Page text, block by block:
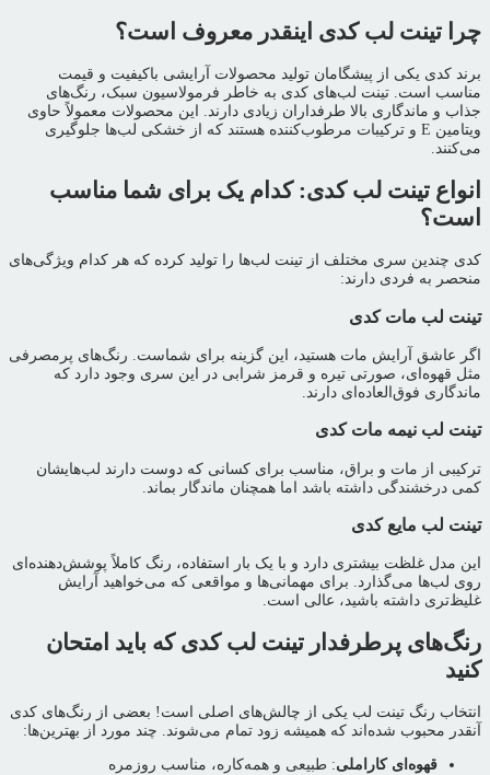
چرا تینت لب کدی اینقدر معروف است؟
برند کدی یکی از پیشگامان تولید محصولات آرایشی باکیفیت و قیمت
مناسب است. تینت لب‌های کدی به خاطر فرمولاسیون سبک، رنگ‌های
جذاب و ماندگاری بالا طرفداران زیادی دارند. این محصولات معمولاً حاوی
ویتامین E و ترکیبات مرطوب‌کننده هستند که از خشکی لب‌ها جلوگیری
می‌کنند.
انواع تینت لب کدی: کدام یک برای شما مناسب
است؟
کدی چندین سری مختلف از تینت لب‌ها را تولید کرده که هر کدام ویژگی‌های
منحصر به فردی دارند:
تینت لب مات کدی
اگر عاشق آرایش مات هستید، این گزینه برای شماست. رنگ‌های پرمصرفی
مثل قهوه‌ای، صورتی تیره و قرمز شرابی در این سری وجود دارد که
ماندگاری فوق‌العاده‌ای دارند.
تینت لب نیمه مات کدی
ترکیبی از مات و براق، مناسب برای کسانی که دوست دارند لب‌هایشان
کمی درخشندگی داشته باشد اما همچنان ماندگار بماند.
تینت لب مایع کدی
این مدل غلظت بیشتری دارد و با یک بار استفاده، رنگ کاملاً پوشش‌دهنده‌ای
روی لب‌ها می‌گذارد. برای مهمانی‌ها و مواقعی که می‌خواهید آرایش
غلیظ‌تری داشته باشید، عالی است.
رنگ‌های پرطرفدار تینت لب کدی که باید امتحان
کنید
انتخاب رنگ تینت لب یکی از چالش‌های اصلی است! بعضی از رنگ‌های کدی
آنقدر محبوب شده‌اند که همیشه زود تمام می‌شوند. چند مورد از بهترین‌ها:
قهوه‌ای کاراملی: طبیعی و همه‌کاره، مناسب روزمره